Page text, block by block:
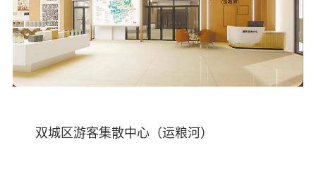
双城区游客集散中心（运粮河）